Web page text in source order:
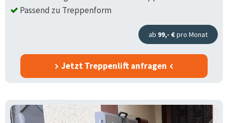
Passend zu Treppenform
ab 99,- €pro Monat
Jetzt Treppenlift anfragen